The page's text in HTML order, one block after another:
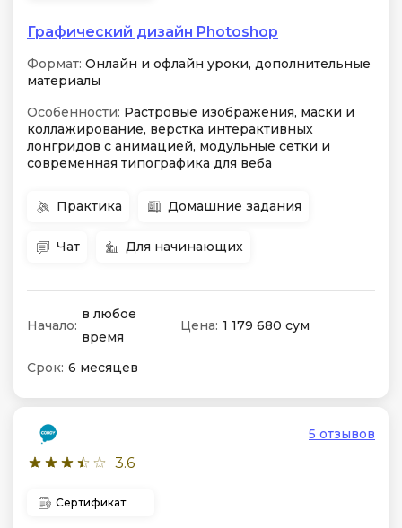
Графический дизайн Photoshop
Формат: Онлайн и офлайн уроки, дополнительные
материалы
Особенности: Растровые изображения, маски и
коллажирование, верстка интерактивных
лонгридов с анимацией, модульные сетки и
современная типографика для веба
Практика Домашние задания
Чат Для начинающих
Начало:
в любое
время
Цена: 1 179 680 сум
Срок: 6 месяцев
3.6
5 отзывов
Сертификат